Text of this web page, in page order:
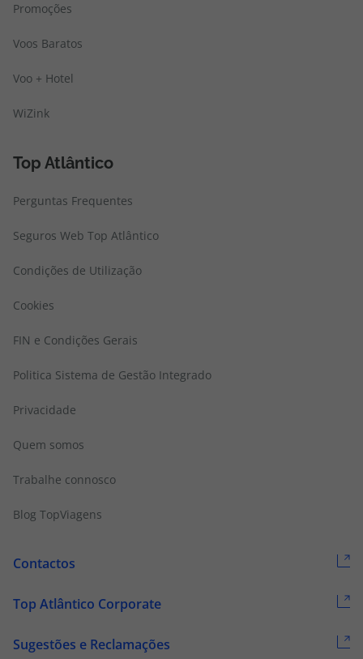
Promoções
Voos Baratos
Voo + Hotel
WiZink
Top Atlântico
Perguntas Frequentes
Seguros Web Top Atlântico
Condições de Utilização
Cookies
FIN e Condições Gerais
Politica Sistema de Gestão Integrado
Privacidade
Quem somos
Trabalhe connosco
Blog TopViagens
Contactos
Top Atlântico Corporate
Sugestões e Reclamações